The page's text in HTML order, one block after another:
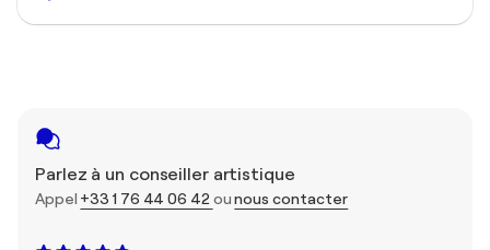
Parlez à un conseiller artistique
Appel +33 1 76 44 06 42 ounous contacter